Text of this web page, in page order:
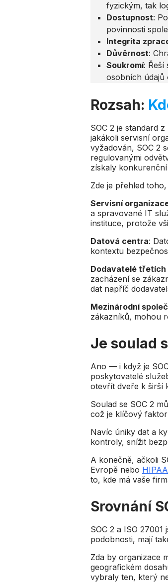
fyzickým, tak
Dostupnost:
povinnosti
Integrita
Důvěrnost:
Soukromí: Řeší
osobních údajů
Rozsah:
SOC 2 je standard
jakákoli servisní
vyžadován, SOC 2
regulovanými
získaly
Zde je přehled
Servisní
a spravované IT
instituce, protože
Datová centra:
kontextu
Dodavatelé
zacházení se
dat napříč
Mezinárodní
zákazníků, mohou
Je soulad
Ano — i když je
poskytovatelé
otevřít dveře k širší
Soulad se SOC 2
což je klíčový
Navíc úniky dat a
kontroly, snížit
A konečně, ačkoli
Evropě nebo HIPAA
to, kde má vaše
Srovnání
SOC 2 a ISO
podobnosti, mají
Zda by organizace
geografickém
vybraly ten, který